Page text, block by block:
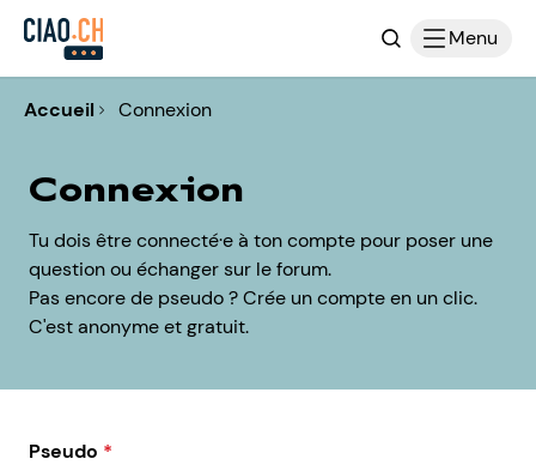
Recherche
Menu
Accueil Connexion
Connexion
Tu dois être connecté·e à ton compte pour poser une
question ou échanger sur le forum.
Pas encore de pseudo ? Crée un compte en un clic.
C'est anonyme et gratuit.
Pseudo *